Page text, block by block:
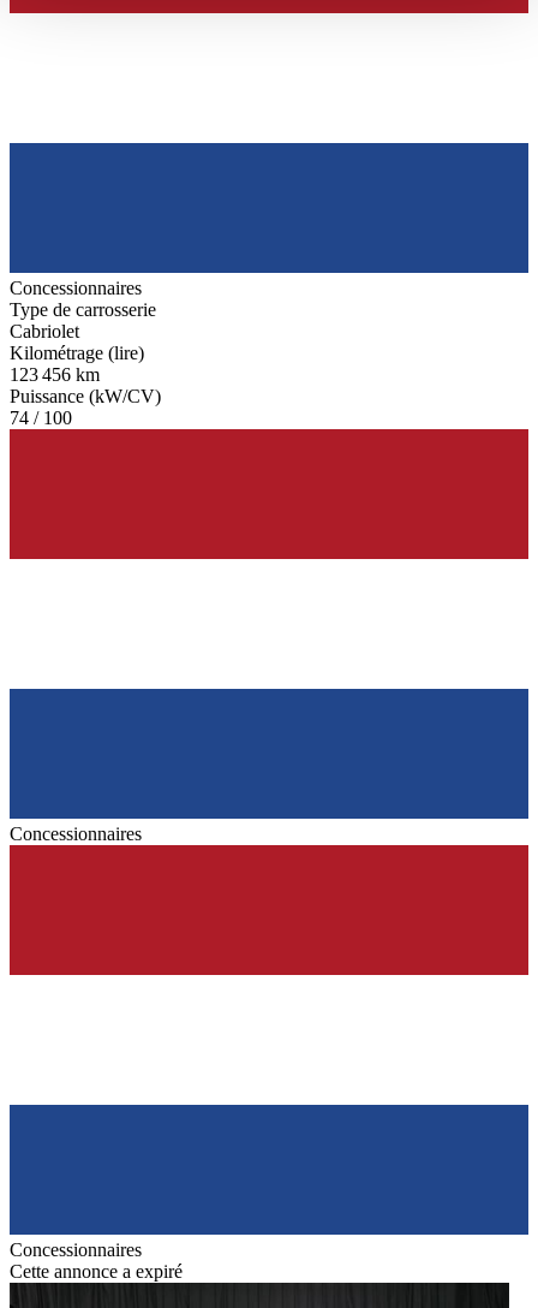
haben oder die sie im Rahmen Ihrer Nutzung der Dienste
Concessionnaires
Type de carrosserie
Cabriolet
Kilométrage (lire)
123 456 km
Puissance (kW/CV)
74 / 100
Concessionnaires
Concessionnaires
Cette annonce a expiré